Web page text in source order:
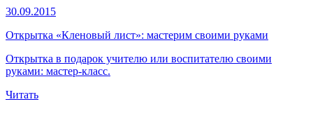
30.09.2015
Открытка «Кленовый лист»: мастерим своими руками
Открытка в подарок учителю или воспитателю своими
руками: мастер-класс.
Читать